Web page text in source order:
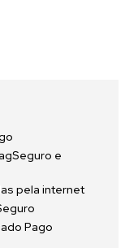
e
pela internet
Pago